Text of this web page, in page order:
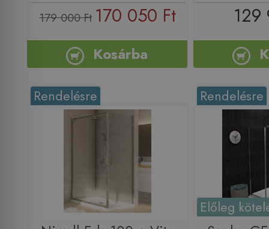
179 000 Ft 170 050 Ft
Kosárba
129
Rendelésre Rendelésre
Előleg